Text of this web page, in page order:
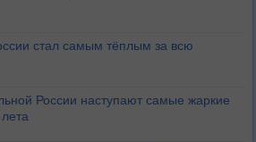
стал самым тёплым за всю
России наступают самые жаркие